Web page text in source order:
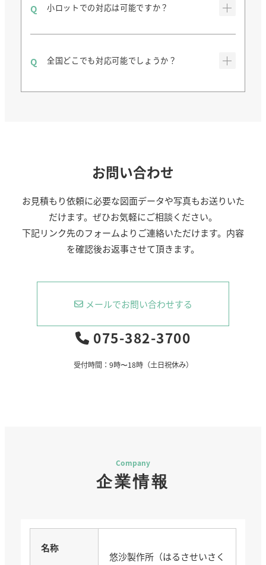
小ロットでの対応は可能ですか？
全国どこでも対応可能でしょうか？
お問い合わせ
お見積もり依頼に必要な図面データや写真もお送りいた
だけます。ぜひお気軽にご相談ください。
下記リンク先のフォームよりご連絡いただけます。内容
を確認後お返事させて頂きます。
メールでお問い合わせする
075-382-3700
受付時間：9時〜18時（土日祝休み）
Company
企業情報
名称
悠沙製作所（はるさせいさく